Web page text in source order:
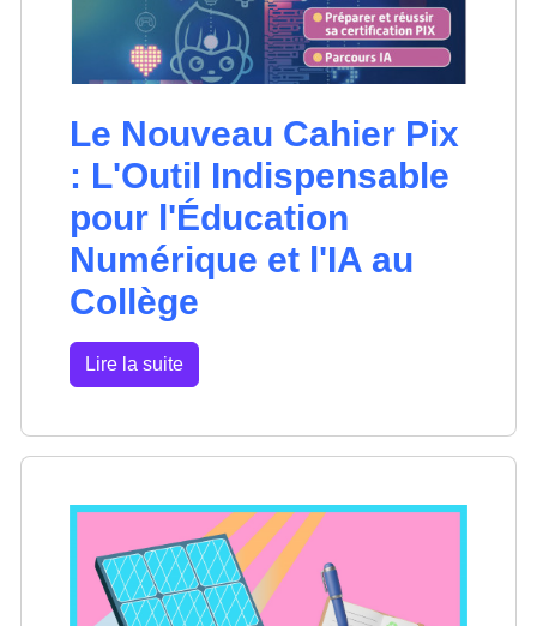
Le Nouveau Cahier Pix
: L'Outil Indispensable
pour l'Éducation
Numérique et l'IA au
Collège
Lire la suite